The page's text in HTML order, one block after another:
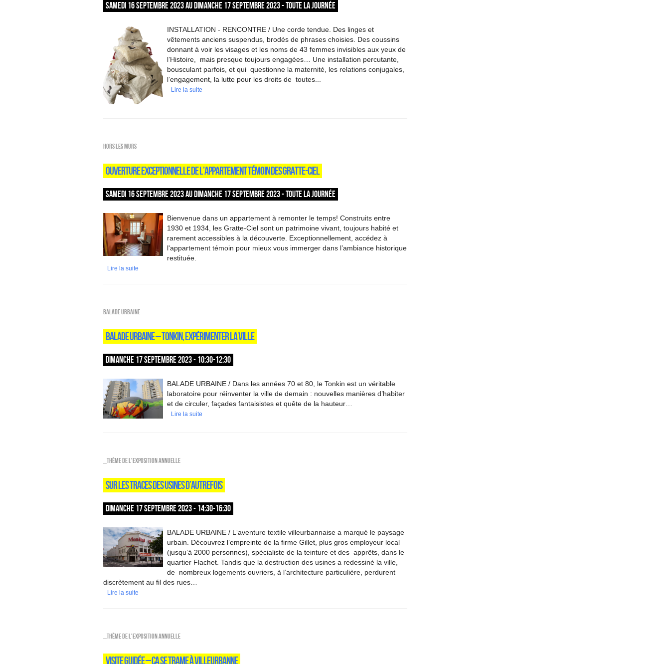
SAMEDI 16 SEPTEMBRE 2023 AU DIMANCHE 17 SEPTEMBRE 2023 - TOUTE LA JOURNÉE
INSTALLATION - RENCONTRE / Une corde tendue. Des linges et
vêtements anciens suspendus, brodés de phrases choisies. Des coussins
donnant à voir les visages et les noms de 43 femmes invisibles aux yeux de
l’Histoire, mais presque toujours engagées… Une installation percutante,
bousculant parfois, et qui questionne la maternité, les relations conjugales,
l’engagement, la lutte pour les droits de toutes...
Lire la suite
HORS LES MURS
OUVERTURE EXCEPTIONNELLE DE L’APPARTEMENT TÉMOIN DES GRATTE-CIEL
SAMEDI 16 SEPTEMBRE 2023 AU DIMANCHE 17 SEPTEMBRE 2023 - TOUTE LA JOURNÉE
Bienvenue dans un appartement à remonter le temps! Construits entre
1930 et 1934, les Gratte-Ciel sont un patrimoine vivant, toujours habité et
rarement accessibles à la découverte. Exceptionnellement, accédez à
l'appartement témoin pour mieux vous immerger dans l’ambiance historique
restituée.
Lire la suite
Balade urbaine
BALADE URBAINE – TONKIN, EXPÉRIMENTER LA VILLE
DIMANCHE 17 SEPTEMBRE 2023 - 10:30-12:30
BALADE URBAINE / Dans les années 70 et 80, le Tonkin est un véritable
laboratoire pour réinventer la ville de demain : nouvelles manières d’habiter
et de circuler, façades fantaisistes et quête de la hauteur…
Lire la suite
_Thème de l'exposition annuelle
SUR LES TRACES DES USINES D’AUTREFOIS
DIMANCHE 17 SEPTEMBRE 2023 - 14:30-16:30
BALADE URBAINE / L‘aventure textile villeurbannaise a marqué le paysage
urbain. Découvrez l’empreinte de la firme Gillet, plus gros employeur local
(jusqu’à 2000 personnes), spécialiste de la teinture et des apprêts, dans le
quartier Flachet. Tandis que la destruction des usines a redessiné la ville,
de nombreux logements ouvriers, à l’architecture particulière, perdurent
discrètement au fil des rues…
Lire la suite
_Thème de l'exposition annuelle
VISITE GUIDÉE – ÇA SE TRAME À VILLEURBANNE